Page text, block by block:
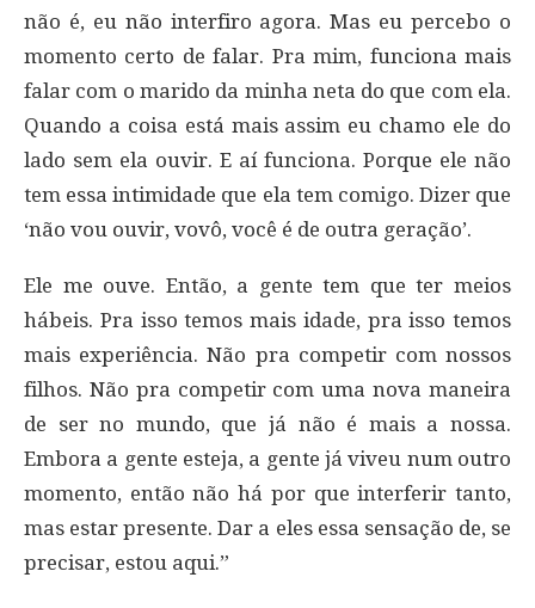
não é, eu não interfiro agora. Mas eu percebo o
momento certo de falar. Pra mim, funciona mais
falar com o marido da minha neta do que com ela.
Quando a coisa está mais assim eu chamo ele do
lado sem ela ouvir. E aí funciona. Porque ele não
tem essa intimidade que ela tem comigo. Dizer que
‘não vou ouvir, vovô, você é de outra geração’.
Ele me ouve. Então, a gente tem que ter meios
hábeis. Pra isso temos mais idade, pra isso temos
mais experiência. Não pra competir com nossos
filhos. Não pra competir com uma nova maneira
de ser no mundo, que já não é mais a nossa.
Embora a gente esteja, a gente já viveu num outro
momento, então não há por que interferir tanto,
mas estar presente. Dar a eles essa sensação de, se
precisar, estou aqui.”